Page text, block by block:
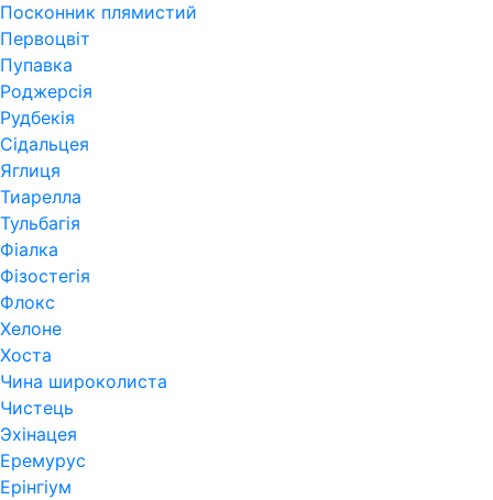
Посконник плямистий
Первоцвіт
Пупавка
Роджерсія
Рудбекія
Сідальцея
Яглиця
Тиарелла
Тульбагія
Фіалка
Фізостегія
Флокс
Хелоне
Хоста
Чина широколиста
Чистець
Эхінацея
Еремурус
Ерінгіум